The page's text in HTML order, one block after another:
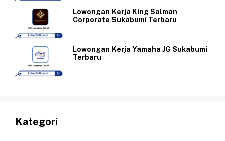
Lowongan Kerja King Salman
Corporate Sukabumi Terbaru
Lowongan Kerja Yamaha JG Sukabumi
Terbaru
Kategori